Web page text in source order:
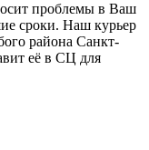
проблемы в Ваш
сроки. Наш курьер
района Санкт-
её в СЦ для